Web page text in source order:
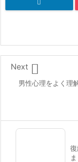
男性心理をよく理

Next